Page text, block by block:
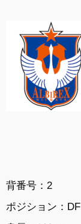
背番号：2
ポジション：DF